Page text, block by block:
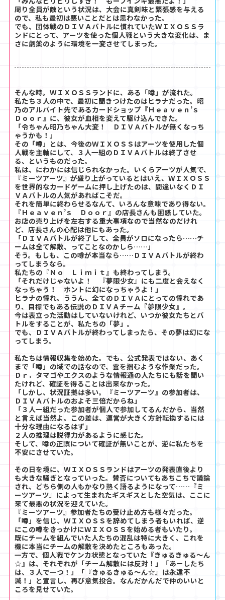
周り全員が敵という状況は、大会に真剣味と緊張感を与える
ので、私も最初は悪いことだとは思わなかった。
でも、団体戦のＤＩＶＡバトルに慣れていたＷＩＸＯＳＳラ
ンドにとって、アーツを使った個人戦という大きな変化は、ま
さに劇薬のように環境を一変させてしまった。
そんな時。ＷＩＸＯＳＳランドに、ある「噂」が流れた。
私たち３人の中で、最初に聞きつけたのはヒラナだった。昭
乃のアルバイト先であるカードショップ『Ｈｅａｖｅｎ’ｓ
Ｄｏｏｒ』に、彼女が血相を変えて駆け込んできた。
「令ちゃん昭乃ちゃん大変！ ＤＩＶＡバトルが無くなっち
ゃうかも！」
その「噂」とは、今後のＷＩＸＯＳＳはアーツを使用した個
人戦を主軸にして、３人一組のＤＩＶＡバトルは終了させ
る、というものだった。
私は、にわかには信じられなかった。いくらアーツが人気で、
『ミーツアーツ』が盛り上がっているとはいえ、ＷＩＸＯＳＳ
を世界的なカードゲームに押し上げたのは、間違いなくＤＩ
ＶＡバトルの人気があればこそだ。
それを簡単に終わらせるなんて、いろんな意味であり得ない。
『Ｈｅａｖｅｎ’ｓ Ｄｏｏｒ』の店長さんも困惑していた。
お店の売り上げを左右する重大事項なので当然なのだけれ
ど、店長さんの心配は他にもあった。
「ＤＩＶＡバトルが終了して、全員がソロになったら……チ
ームは全て解散、ってことなのかしら……」
そう。もしも、この噂が本当なら……ＤＩＶＡバトルが終わ
ってしまうなら。
私たちの『Ｎｏ Ｌｉｍｉｔ』も終わってしまう。
「それだけじゃないよ！ 『夢限少女』にも二度と会えなく
なっちゃう！ ホントに幻になっちゃうよ！」
ヒラナの憧れ。ううん、全てのＤＩＶＡにとっての憧れであ
り、目標でもある伝説のＤＩＶＡチーム『夢限少女』。
今は表立った活動はしていないけれど、いつか彼女たちとバ
トルをすることが、私たちの「夢」。
でも、ＤＩＶＡバトルが終わってしまったら、その夢は幻にな
ってしまう。
私たちは情報収集を始めた。でも、公式発表ではない、あく
まで「噂」の域での話なので、雲を掴むような作業だった。
Ｄｒ．タマゴやエクスのような情報通の人たちにも話を聞い
たけれど、確証を得ることは出来なかった。
「しかし、状況証拠は多い。『ミーツアーツ』の参加者は、
ＤＩＶＡバトルのおよそ三倍だからね」
「３人一組だった参加者が個人で参加してるんだから、当然
と言えば当然よ。この差は、運営が大きく方針転換するには
十分な理由になるはず」
２人の推理は説得力があるように感じた。
そして、噂の正誤について確証が無いことが、逆に私たちを
不安にさせていた。
その日を境に、ＷＩＸＯＳＳランドはアーツの発表直後より
も大きな騒ぎとなっていった。賛否についてもあちこちで議論
され、どちら側の人もかなり熱く語るようになって……『ミ
ーツアーツ』によって生まれたギスギスとした空気は、ここに
来て最悪の状況を迎えていた。
『ミーツアーツ』参加者たちの受け止め方も様々だった。
「噂」を信じ、ＷＩＸＯＳＳを辞めてしまう者もいれば、逆
にこの噂をきっかけにＷＩＸＯＳＳを始める者もいたり。
既にチームを組んでいた人たちの混乱は特に大きく、これを
機に本当にチームの解散を決めたところもあった。
一方で、個人戦でケンカ状態となっていた『きゅるきゅる～ん
☆』は、それぞれが「チーム解散には反対！」「あーしたち
は、３人で一つ！」「『きゅるきゅる～ん☆』は永遠不
滅！」と宣言し、再び意気投合。なんだかんだで仲のいいと
ころを見せていた。